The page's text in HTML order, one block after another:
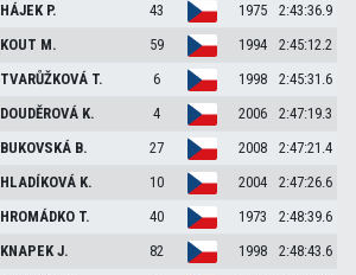
HÁJEK P. 43 1975
2:43:36.9
KOUT M. 59 1994
2:45:12.2
TVARŮŽKOVÁ T. 6 1998
2:45:31.6
DOUDĚROVÁ K. 4 2006
2:47:19.3
BUKOVSKÁ B. 27 2008
2:47:21.4
HLADÍKOVÁ K. 10 2004
2:47:26.6
HROMÁDKO T. 40 1973
2:48:39.6
KNAPEKJ. 82 1998
2:48:43.6